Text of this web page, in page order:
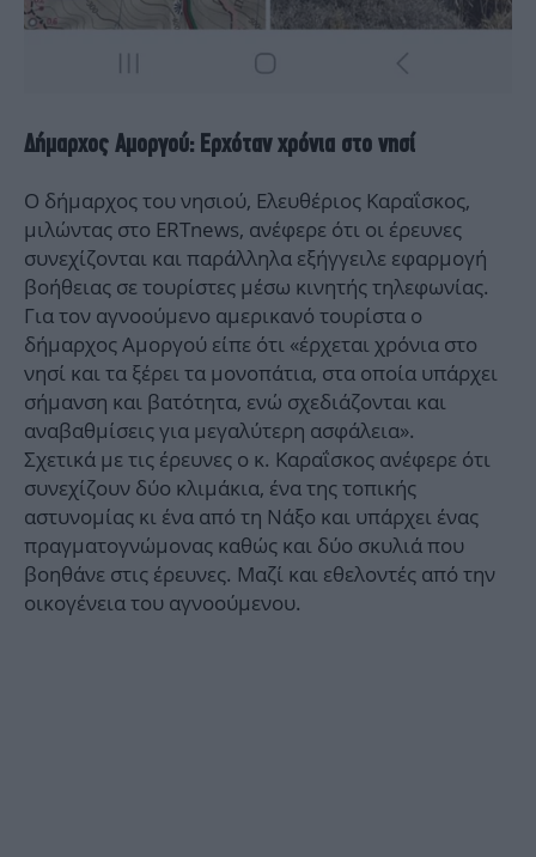
Δήμαρχος Αμοργού: Ερχόταν χρόνια στο νησί
Ο δήμαρχος του νησιού, Ελευθέριος Καραΐσκος,
μιλώντας στο ERTnews, ανέφερε ότι οι έρευνες
συνεχίζονται και παράλληλα εξήγγειλε εφαρμογή
βοήθειας σε τουρίστες μέσω κινητής τηλεφωνίας.
Για τον αγνοούμενο αμερικανό τουρίστα ο
δήμαρχος Αμοργού είπε ότι «έρχεται χρόνια στο
νησί και τα ξέρει τα μονοπάτια, στα οποία υπάρχει
σήμανση και βατότητα, ενώ σχεδιάζονται και
αναβαθμίσεις για μεγαλύτερη ασφάλεια».
Σχετικά με τις έρευνες ο κ. Καραΐσκος ανέφερε ότι
συνεχίζουν δύο κλιμάκια, ένα της τοπικής
αστυνομίας κι ένα από τη Νάξο και υπάρχει ένας
πραγματογνώμονας καθώς και δύο σκυλιά που
βοηθάνε στις έρευνες. Μαζί και εθελοντές από την
οικογένεια του αγνοούμενου.